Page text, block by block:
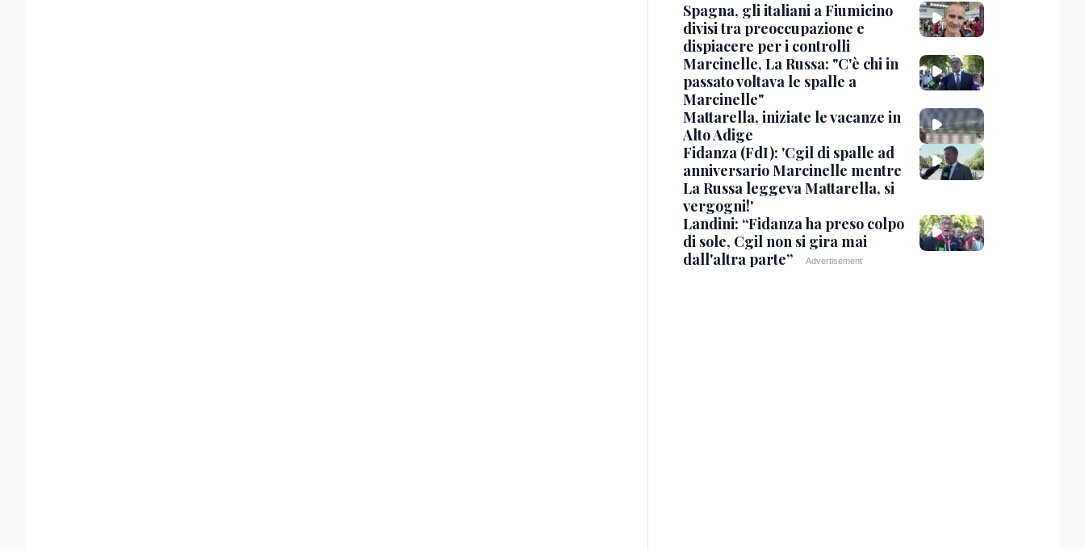
Spagna, gli italiani a Fiumicino
divisi tra preoccupazione e
dispiacere per i controlli
Marcinelle, La Russa: "C'è chi in
passato voltava le spalle a
Marcinelle"
Mattarella, iniziate le vacanze in
Alto Adige
Fidanza (FdI): 'Cgil di spalle ad
anniversario Marcinelle mentre
La Russa leggeva Mattarella, si
vergogni!'
Landini: “Fidanza ha preso colpo
di sole, Cgil non si gira mai
dall'altra parte”